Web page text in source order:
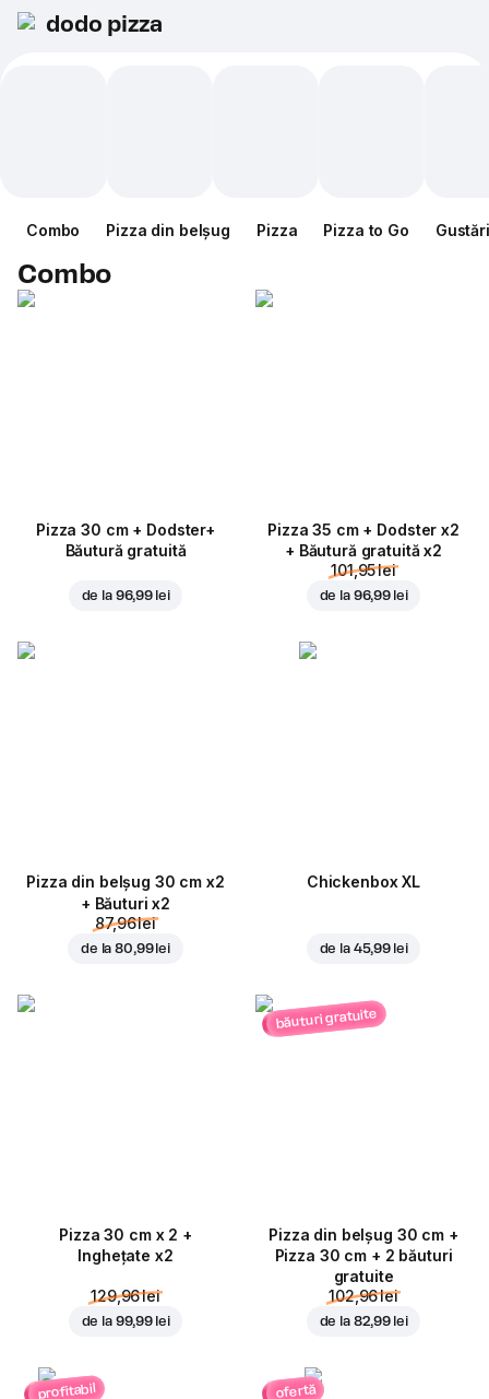
dodo pizza
Combo Pizza din belșug Pizza Pizza to Go Gustări
Combo
Pizza 30 cm + Dodster+
Băutură gratuită
de la 96,99 lei
Pizza 35 cm + Dodster x2
+ Băutură gratuită x2
101,95 lei
de la 96,99 lei
Pizza din belșug 30 cm x2
+ Băuturi x2
87,96 lei
de la80,99 lei
Chickenbox XL
de la 45,99 lei
Pizza 30 cm x 2 +
Inghețate x2
129,96 lei
de la 99,99 lei
băuturi gratuite
Pizza din belșug 30 cm +
Pizza 30 cm + 2 băuturi
gratuite
102,96 lei
de la 82,99 lei
profitabil ofertă